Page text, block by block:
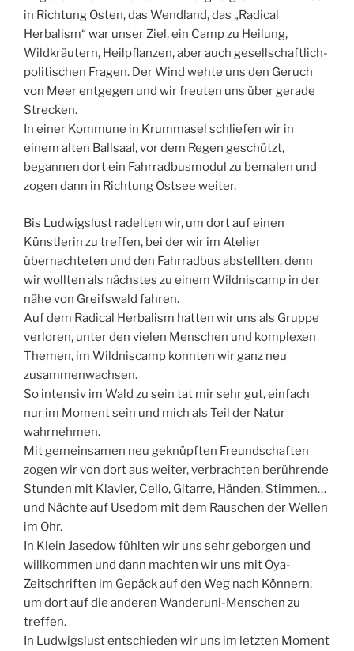
in Richtung Osten, das Wendland, das „Radical
Herbalism“ war unser Ziel, ein Camp zu Heilung,
Wildkräutern, Heilpflanzen, aber auch gesellschaftlich-
politischen Fragen. Der Wind wehte uns den Geruch
von Meer entgegen und wir freuten uns über gerade
Strecken.
In einer Kommune in Krummasel schliefen wir in
einem alten Ballsaal, vor dem Regen geschützt,
begannen dort ein Fahrradbusmodul zu bemalen und
zogen dann in Richtung Ostsee weiter.
Bis Ludwigslust radelten wir, um dort auf einen
Künstlerin zu treffen, bei der wir im Atelier
übernachteten und den Fahrradbus abstellten, denn
wir wollten als nächstes zu einem Wildniscamp in der
nähe von Greifswald fahren.
Auf dem Radical Herbalism hatten wir uns als Gruppe
verloren, unter den vielen Menschen und komplexen
Themen, im Wildniscamp konnten wir ganz neu
zusammenwachsen.
So intensiv im Wald zu sein tat mir sehr gut, einfach
nur im Moment sein und mich als Teil der Natur
wahrnehmen.
Mit gemeinsamen neu geknüpften Freundschaften
zogen wir von dort aus weiter, verbrachten berührende
Stunden mit Klavier, Cello, Gitarre, Händen, Stimmen…
und Nächte auf Usedom mit dem Rauschen der Wellen
im Ohr.
In Klein Jasedow fühlten wir uns sehr geborgen und
willkommen und dann machten wir uns mit Oya-
Zeitschriften im Gepäck auf den Weg nach Könnern,
um dort auf die anderen Wanderuni-Menschen zu
treffen.
In Ludwigslust entschieden wir uns im letzten Moment